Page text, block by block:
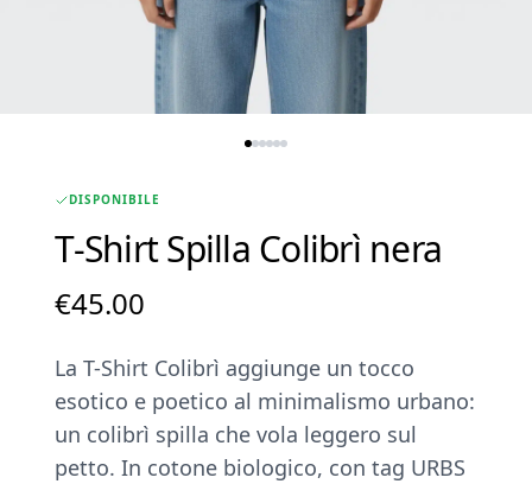
DISPONIBILE
T-Shirt Spilla Colibrì nera
€45.00
La T-Shirt Colibrì aggiunge un tocco
esotico e poetico al minimalismo urbano:
un colibrì spilla che vola leggero sul
petto. In cotone biologico, con tag URBS